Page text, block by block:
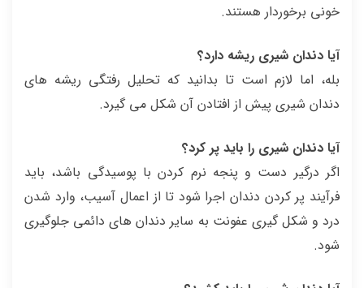
خونی برخوردار هستند.
آیا دندان شیری ریشه دارد؟
بله، اما لازم است تا بدانید که تحلیل رفتگی ریشه های
دندان شیری پیش از افتادن آن شکل می گیرد.
آیا دندان شیری را باید پر کرد؟
اگر درگیر دست و پنجه نرم کردن با پوسیدگی باشد، باید
فرآیند پر کردن دندان اجرا شود تا از اعمال آسیب، وارد شدن
درد و شکل گیری عفونت به سایر دندان های دائمی جلوگیری
شود.